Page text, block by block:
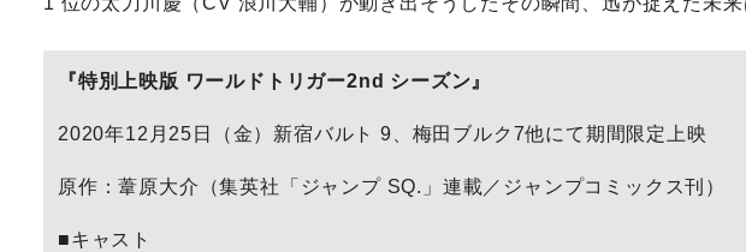
『特別上映版 ワールドトリガー2nd シーズン』
2020年12月25日（金）新宿バルト 9、梅田ブルク7他にて期間限定上映
原作：葦原大介（集英社「ジャンプ SQ.」連載／ジャンプコミックス刊）
■キャスト